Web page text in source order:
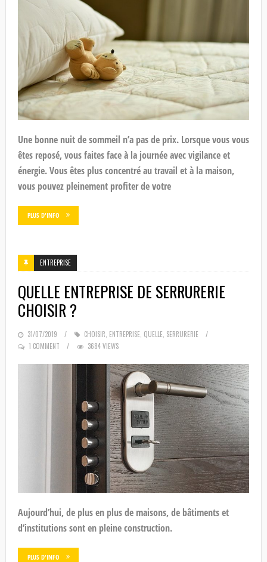
Une bonne nuit de sommeil n’a pas de prix. Lorsque vous vous
êtes reposé, vous faites face à la journée avec vigilance et
énergie. Vous êtes plus concentré au travail et à la maison,
vous pouvez pleinement profiter de votre
PLUS D'INFO
ENTREPRISE
QUELLE ENTREPRISE DE SERRURERIE
CHOISIR ?
POSTED
ON
31/07/2019 CHOISIR, ENTREPRISE, QUELLE, SERRURERIE
1 COMMENT
3684 VIEWS
Aujourd’hui, de plus en plus de maisons, de bâtiments et
d’institutions sont en pleine construction.
PLUS D'INFO